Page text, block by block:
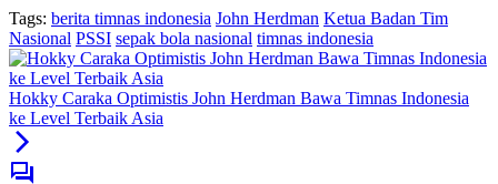
Tags: berita timnas indonesia John Herdman Ketua Badan Tim
Nasional PSSI sepak bola nasional timnas indonesia
Hokky Caraka Optimistis John Herdman Bawa Timnas Indonesia
ke Level Terbaik Asia